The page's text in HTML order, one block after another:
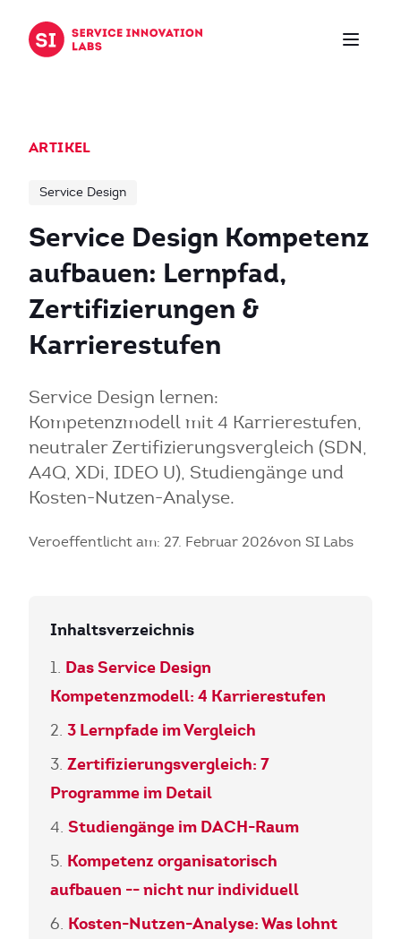
ARTIKEL
Service Design
Service Design Kompetenz
aufbauen: Lernpfad,
Zertifizierungen &
Karrierestufen
Service Design lernen:
Kompetenzmodell mit 4 Karrierestufen,
neutraler Zertifizierungsvergleich (SDN,
A4Q, XDi, IDEO U), Studiengänge und
Kosten-Nutzen-Analyse.
Veroeffentlicht am: 27. Februar 2026von SI Labs
Inhaltsverzeichnis
Das Service Design
Kompetenzmodell: 4 Karrierestufen
3 Lernpfade im Vergleich
Zertifizierungsvergleich: 7
Programme im Detail
Studiengänge im DACH-Raum
Kompetenz organisatorisch
aufbauen -- nicht nur individuell
Kosten-Nutzen-Analyse: Was lohnt